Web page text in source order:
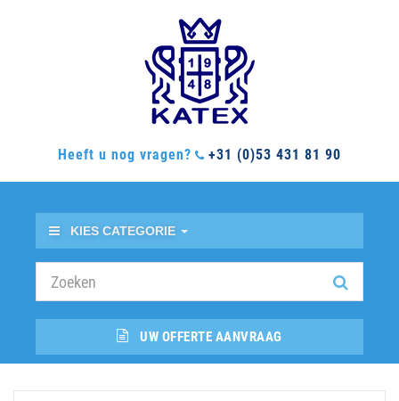
Heeft u nog vragen? +31 (0)53 431 81 90
KIES CATEGORIE
UW OFFERTE AANVRAAG